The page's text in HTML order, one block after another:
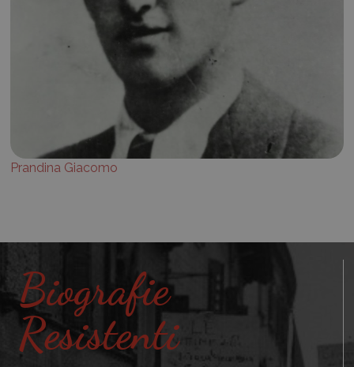
Prandina Giacomo
Biografie
Resistenti